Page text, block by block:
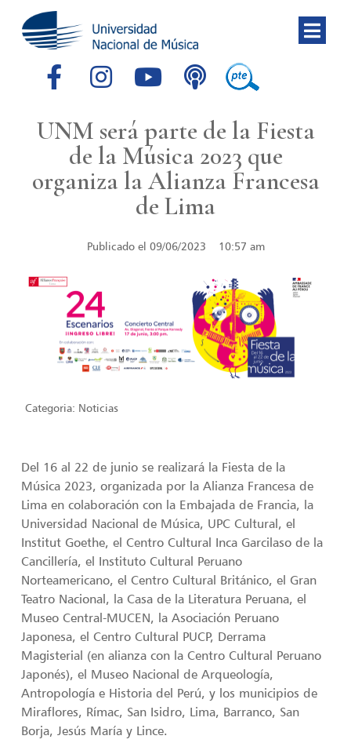
UNM será parte de la Fiesta
de la Música 2023 que
organiza la Alianza Francesa
de Lima
Publicado el 09/06/2023 10:57 am
Categoria: Noticias
Del 16 al 22 de junio se realizará la Fiesta de la
Música 2023, organizada por la Alianza Francesa de
Lima en colaboración con la Embajada de Francia, la
Universidad Nacional de Música, UPC Cultural, el
Institut Goethe, el Centro Cultural Inca Garcilaso de la
Cancillería, el Instituto Cultural Peruano
Norteamericano, el Centro Cultural Británico, el Gran
Teatro Nacional, la Casa de la Literatura Peruana, el
Museo Central-MUCEN, la Asociación Peruano
Japonesa, el Centro Cultural PUCP, Derrama
Magisterial (en alianza con la Centro Cultural Peruano
Japonés), el Museo Nacional de Arqueología,
Antropología e Historia del Perú, y los municipios de
Miraflores, Rímac, San Isidro, Lima, Barranco, San
Borja, Jesús María y Lince.